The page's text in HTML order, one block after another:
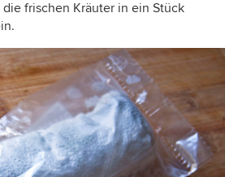
frischen Kräuter in ein Stück